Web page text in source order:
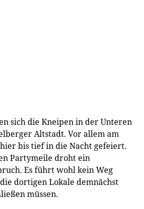
sich die Kneipen in der Unteren
Altstadt. Vor allem am
bis tief in die Nacht gefeiert.
Partymeile droht ein
Es führt wohl kein Weg
dortigen Lokale demnächst
müssen.